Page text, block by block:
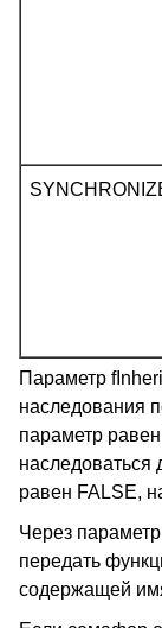
Параметр
наследования
параметр
равен FALSE,
Через
передать
содержащей